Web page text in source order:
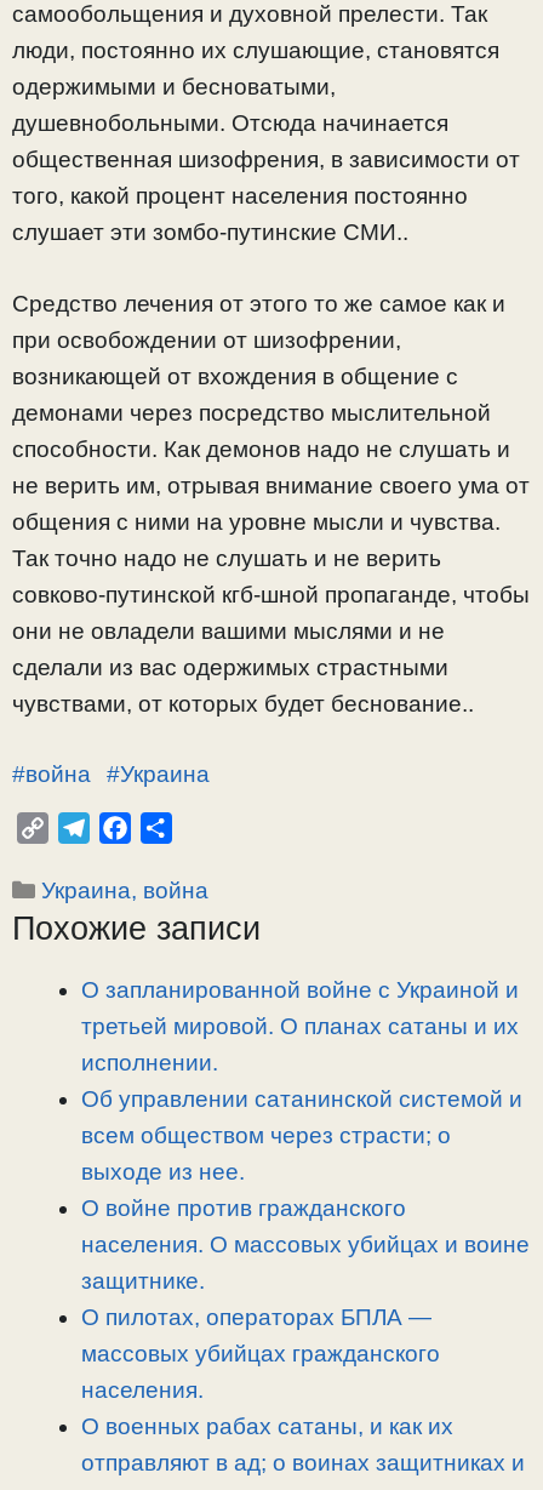
самообольщения и духовной прелести. Так
люди, постоянно их слушающие, становятся
одержимыми и бесноватыми,
душевнобольными. Отсюда начинается
общественная шизофрения, в зависимости от
того, какой процент населения постоянно
слушает эти зомбо-путинские СМИ..
Средство лечения от этого то же самое как и
при освобождении от шизофрении,
возникающей от вхождения в общение с
демонами через посредство мыслительной
способности. Как демонов надо не слушать и
не верить им, отрывая внимание своего ума от
общения с ними на уровне мысли и чувства.
Так точно надо не слушать и не верить
совково-путинской кгб-шной пропаганде, чтобы
они не овладели вашими мыслями и не
сделали из вас одержимых страстными
чувствами, от которых будет беснование..
#война #Украина
p
y
l
e
r
e
o
п
р
в
Рубрики
Украина, война
Похожие записи
О запланированной войне с Украиной и
третьей мировой. О планах сатаны и их
исполнении.
Об управлении сатанинской системой и
всем обществом через страсти; о
выходе из нее.
О войне против гражданского
населения. О массовых убийцах и воине
защитнике.
О пилотах, операторах БПЛА —
массовых убийцах гражданского
населения.
О военных рабах сатаны, и как их
отправляют в ад; о воинах защитниках и